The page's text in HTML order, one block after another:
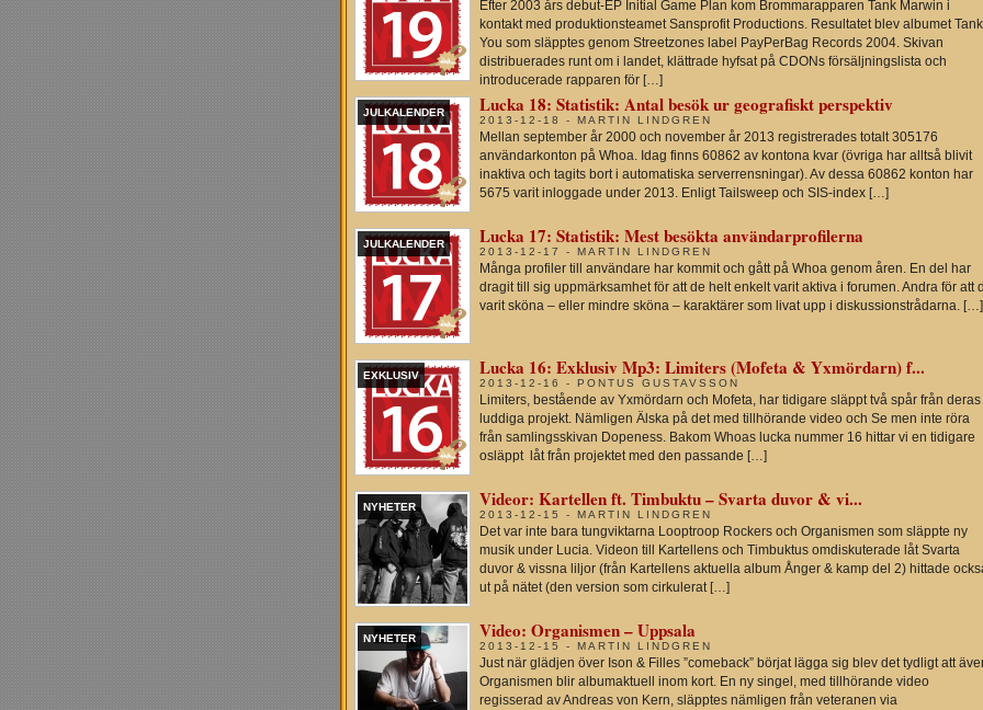
Efter 2003 års debut-EP Initial Game Plan kom Brommarapparen Tank Marwin i
kontakt med produktionsteamet Sansprofit Productions. Resultatet blev albumet Tank
You som släpptes genom Streetzones label PayPerBag Records 2004. Skivan
distribuerades runt om i landet, klättrade hyfsat på CDONs försäljningslista och
introducerade rapparen för […]
JULKALENDER Lucka 18: Statistik: Antal besök ur geografiskt perspektiv
2013-12-18 - MARTIN LINDGREN
Mellan september år 2000 och november år 2013 registrerades totalt 305176
användarkonton på Whoa. Idag finns 60862 av kontona kvar (övriga har alltså blivit
inaktiva och tagits bort i automatiska serverrensningar). Av dessa 60862 konton har
5675 varit inloggade under 2013. Enligt Tailsweep och SIS-index […]
JULKALENDER Lucka 17: Statistik: Mest besökta användarprofilerna
2013-12-17 - MARTIN LINDGREN
Många profiler till användare har kommit och gått på Whoa genom åren. En del har
dragit till sig uppmärksamhet för att de helt enkelt varit aktiva i forumen. Andra för att
varit sköna – eller mindre sköna – karaktärer som livat upp i diskussionstrådarna. […]
EXKLUSIV Lucka 16: Exklusiv Mp3: Limiters (Mofeta & Yxmördarn) f...
2013-12-16 - PONTUS GUSTAVSSON
Limiters, bestående av Yxmördarn och Mofeta, har tidigare släppt två spår från deras
luddiga projekt. Nämligen Älska på det med tillhörande video och Se men inte röra
från samlingsskivan Dopeness. Bakom Whoas lucka nummer 16 hittar vi en tidigare
osläppt låt från projektet med den passande […]
NYHETER Videor: Kartellen ft. Timbuktu – Svarta duvor & vi...
2013-12-15 - MARTIN LINDGREN
Det var inte bara tungviktarna Looptroop Rockers och Organismen som släppte ny
musik under Lucia. Videon till Kartellens och Timbuktus omdiskuterade låt Svarta
duvor & vissna liljor (från Kartellens aktuella album Ånger & kamp del 2) hittade
ut på nätet (den version som cirkulerat […]
NYHETER Video: Organismen – Uppsala
2013-12-15 - MARTIN LINDGREN
Just när glädjen över Ison & Filles ”comeback” börjat lägga sig blev det tydligt att
Organismen blir albumaktuell inom kort. En ny singel, med tillhörande video
regisserad av Andreas von Kern, släpptes nämligen från veteranen via